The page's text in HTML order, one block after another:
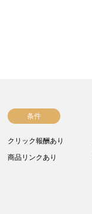
条件
クリック報酬あり
商品リンクあり